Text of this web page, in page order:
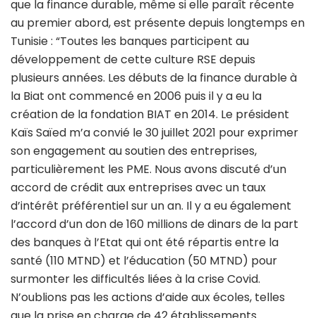
que la finance durable, même si elle paraît récente
au premier abord, est présente depuis longtemps en
Tunisie : “Toutes les banques participent au
développement de cette culture RSE depuis
plusieurs années. Les débuts de la finance durable à
la Biat ont commencé en 2006 puis il y a eu la
création de la fondation BIAT en 2014. Le président
Kaïs Saïed m’a convié le 30 juillet 2021 pour exprimer
son engagement au soutien des entreprises,
particulièrement les PME. Nous avons discuté d’un
accord de crédit aux entreprises avec un taux
d’intérêt préférentiel sur un an. Il y a eu également
l’accord d’un don de 160 millions de dinars de la part
des banques à l’Etat qui ont été répartis entre la
santé (110 MTND) et l’éducation (50 MTND) pour
surmonter les difficultés liées à la crise Covid.
N’oublions pas les actions d’aide aux écoles, telles